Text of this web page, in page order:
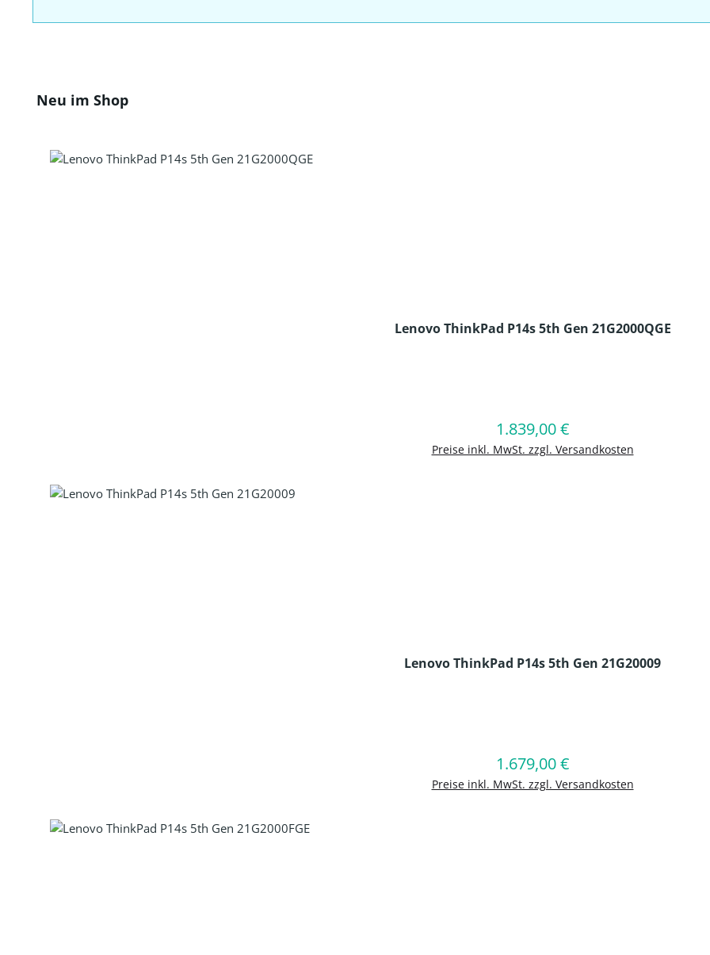
Produktgalerie überspringen
Neu im Shop
Lenovo ThinkPad P14s 5th Gen 21G2000QGE
Regulärer Preis:
1.839,00 €
Preise inkl. MwSt. zzgl. Versandkosten
In den Warenkorb
Lenovo ThinkPad P14s 5th Gen 21G20009
Regulärer Preis:
1.679,00 €
Preise inkl. MwSt. zzgl. Versandkosten
In den Warenkorb